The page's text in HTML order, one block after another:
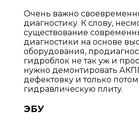
Очень важно
диагностику. К слову,
существование
диагностики на основе
оборудования,
гидроблок не так уж и
нужно демонтировать
дефектовку и только
гидравлическую плиту.
ЭБУ